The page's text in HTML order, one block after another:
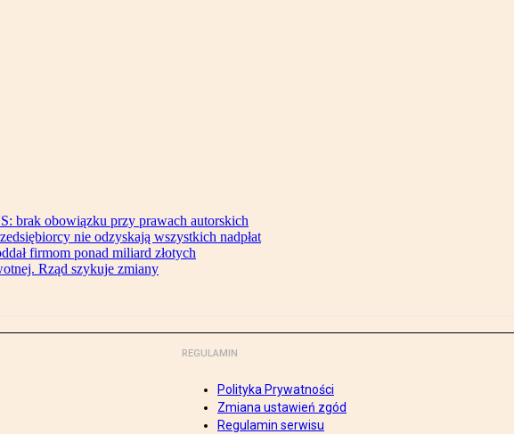
brak obowiązku przy prawach autorskich
nie odzyskają wszystkich nadpłat
firmom ponad miliard złotych
Rząd szykuje zmiany
REGULAMIN
Polityka Prywatności
Zmiana ustawień zgód
Regulamin serwisu